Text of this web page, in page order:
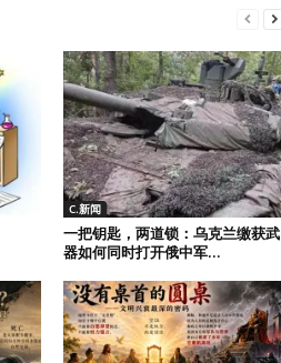
C.新闻
一把钥匙，两道锁：乌克兰缴获武
器如何同时打开俄中军...